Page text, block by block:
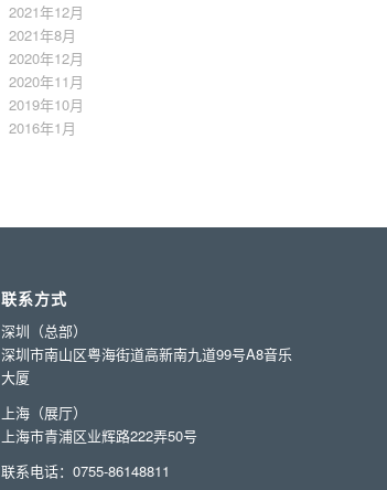
2021年12月
2021年8月
2020年12月
2020年11月
2019年10月
2016年1月
联系方式
深圳（总部）
深圳市南山区粤海街道高新南九道99号A8音乐
大厦
上海（展厅）
上海市青浦区业辉路222弄50号
联系电话：0755-86148811